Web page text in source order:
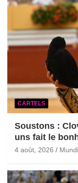
CARTELS
Soustons :
uns fait le
4 août, 2026